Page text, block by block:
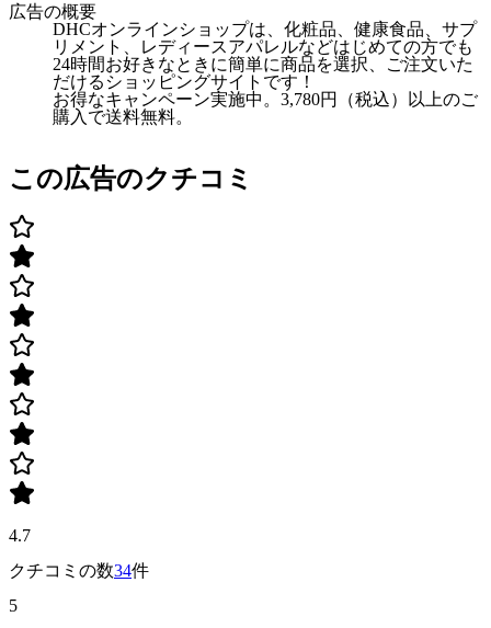
広告の概要
DHCオンラインショップは、化粧品、健康食品、サプ
リメント、レディースアパレルなどはじめての方でも
24時間お好きなときに簡単に商品を選択、ご注文いた
だけるショッピングサイトです！
お得なキャンペーン実施中。3,780円（税込）以上のご
購入で送料無料。
この広告のクチコミ
4.7
クチコミの数34件
5